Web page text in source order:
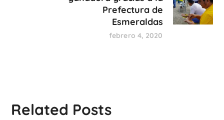
Prefectura de
Esmeraldas
febrero 4, 2020
Related Posts